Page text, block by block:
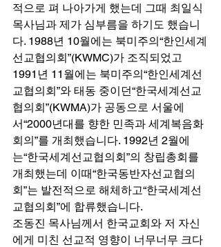
적으로 펴 나아가게 했는데 그때 최일식
목사님과 제가 심부름을 하기도 했습니
다. 1988년 10월에는 북미주의“한인세계
선교협의회”(KWMC)가 조직되었고
1991년 11월에는 북미주의“한인세계선
교협의회”와 태동 중이던“한국세계선교
협의회”(KWMA)가 공동으로 서울에
서“2000년대를 향한 민족과 세계복음화
회의”를 개최했습니다. 1992년 2월에
는“한국세계선교협의회”의 창립총회를
개최했는데 이때“한국동반자선교협의
회”는 발전적으로 해체하고“한국세계선
교협의회”에 합류했습니다.
조동진 목사님께서 한국교회와 저 자신
에게 미친 선교적 영향이 너무너무 크다